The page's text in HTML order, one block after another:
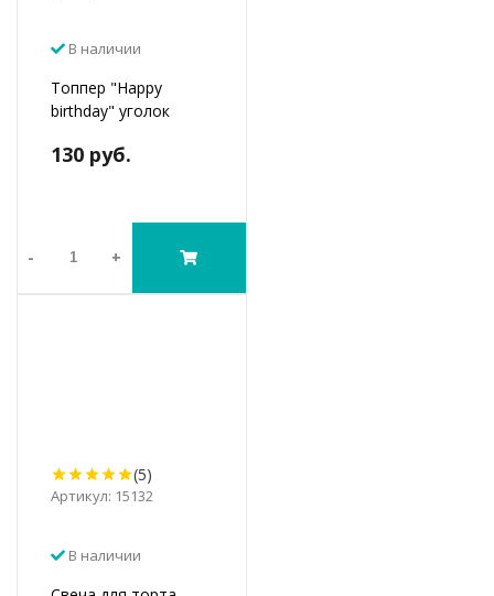
В наличии
Топпер "Happy
birthday" уголок
130 руб.
- +
(5)
Артикул: 15132
В наличии